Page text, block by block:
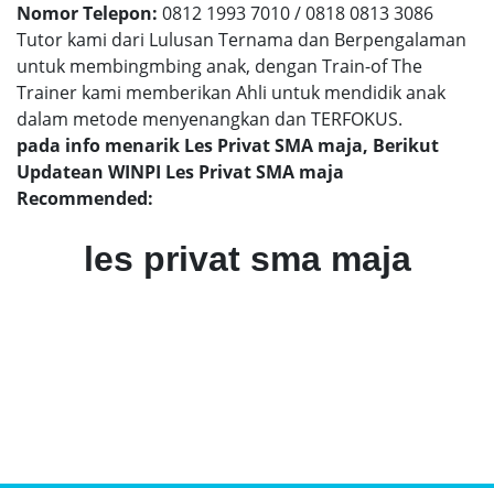
Nomor Telepon: 0812 1993 7010 / 0818 0813 3086
Tutor kami dari Lulusan Ternama dan Berpengalaman
untuk membingmbing anak, dengan Train-of The
Trainer kami memberikan Ahli untuk mendidik anak
dalam metode menyenangkan dan TERFOKUS.
pada info menarik Les Privat SMA maja, Berikut
Updatean WINPI Les Privat SMA maja
Recommended:
les privat sma maja